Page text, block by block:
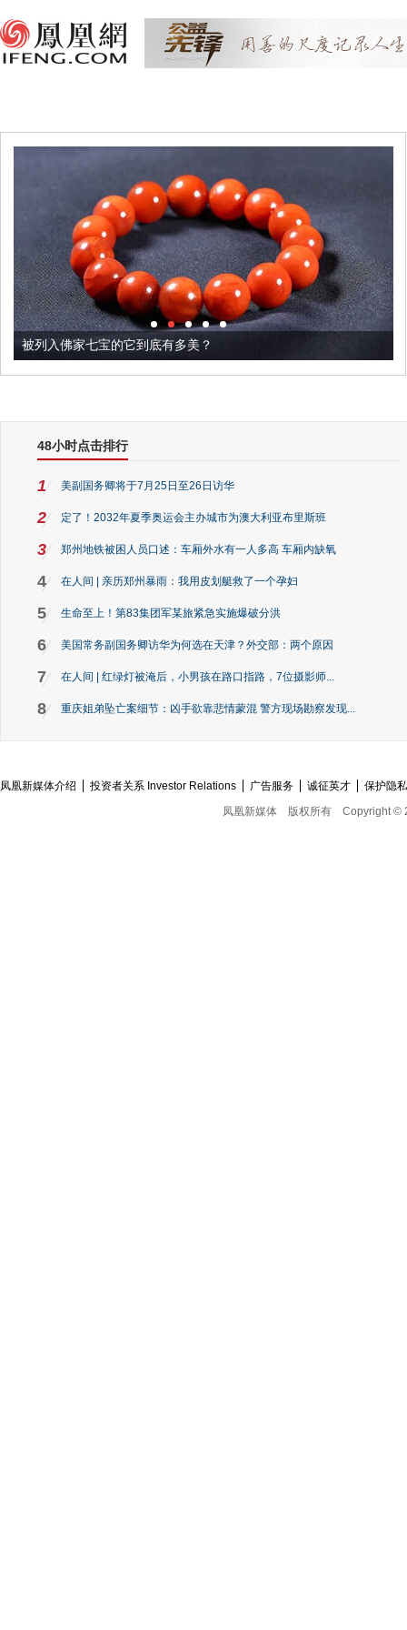
被列入佛家七宝的它到底有多美？
48小时点击排行
1 美副国务卿将于7月25日至26日访华
2 定了！2032年夏季奥运会主办城市为澳大利亚布里斯班
3 郑州地铁被困人员口述：车厢外水有一人多高 车厢内缺氧
4 在人间 | 亲历郑州暴雨：我用皮划艇救了一个孕妇
5 生命至上！第83集团军某旅紧急实施爆破分洪
6 美国常务副国务卿访华为何选在天津？外交部：两个原因
7 在人间 | 红绿灯被淹后，小男孩在路口指路，7位摄影师...
8 重庆姐弟坠亡案细节：凶手欲靠悲情蒙混 警方现场勘察发现...
凤凰新媒体介绍 投资者关系 Investor Relations 广告服务 诚征英才
保护隐
凤凰新媒体
版权所有 Copyright ©